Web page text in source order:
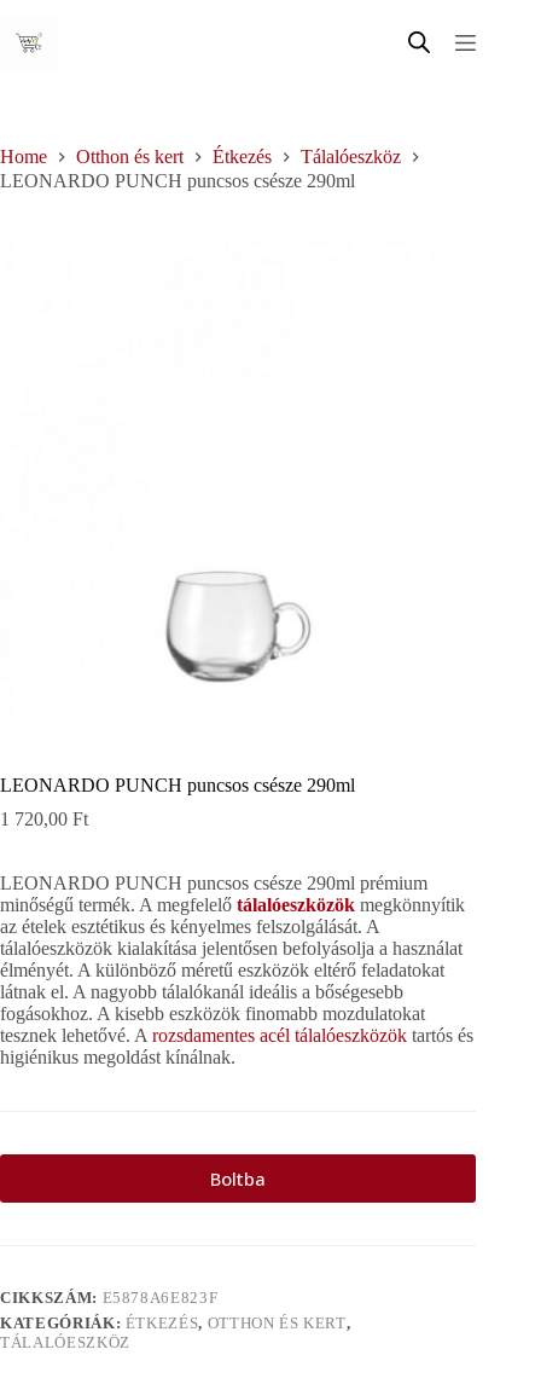
content
Home Otthon és kert Étkezés
Tálalóeszköz
LEONARDO PUNCH puncsos csésze 290ml
LEONARDO PUNCH puncsos csésze 290ml
1 720,00 Ft
LEONARDO PUNCH puncsos csésze 290ml prémium
minőségű termék. A megfelelő tálalóeszközök megkönnyítik
az ételek esztétikus és kényelmes felszolgálását. A
tálalóeszközök kialakítása jelentősen befolyásolja a használat
élményét. A különböző méretű eszközök eltérő feladatokat
látnak el. A nagyobb tálalókanál ideális a bőségesebb
fogásokhoz. A kisebb eszközök finomabb mozdulatokat
tesznek lehetővé. A rozsdamentes acél tálalóeszközök tartós és
higiénikus megoldást kínálnak.
Boltba
CIKKSZÁM: E5878A6E823F
KATEGÓRIÁK: ÉTKEZÉS, OTTHON ÉS KERT,
TÁLALÓESZKÖZ